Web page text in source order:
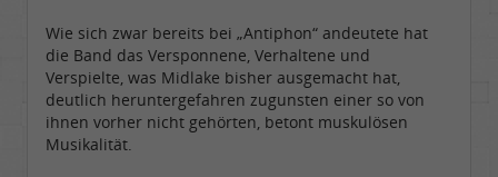
Wie sich zwar bereits bei „Antiphon“ andeutete hat
die Band das Versponnene, Verhaltene und
Verspielte, was Midlake bisher ausgemacht hat,
deutlich heruntergefahren zugunsten einer so von
ihnen vorher nicht gehörten, betont muskulösen
Musikalität.